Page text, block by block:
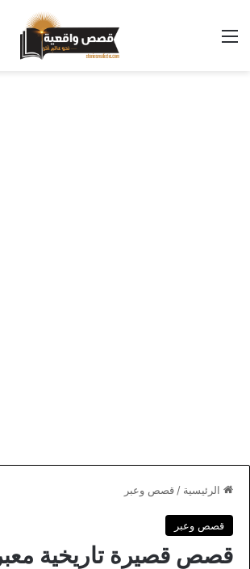
القائمة
الرئيسية / قصص وعبر
قصص وعبر
قصص قصيرة تاريخية